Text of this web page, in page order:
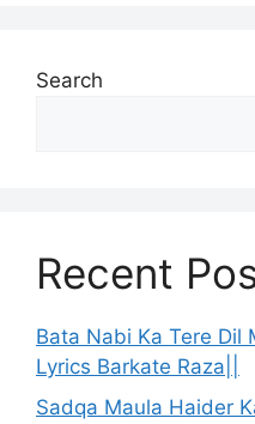
Search
Recent
Bata Nabi Ka Tere Dil
Lyrics Barkate Raza||
Sadqa Maula Haider